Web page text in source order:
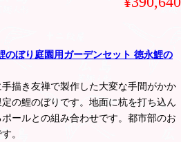
のぼり庭園用ガーデンセット 徳永鯉の
描き友禅で製作した大変な手間がかか
定の鯉のぼりです。地面に杭を打ち込ん
ポールとの組み合わせです。都市部のお
。